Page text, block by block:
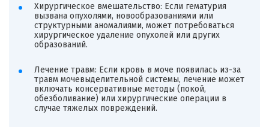
Хирургическое вмешательство: Если гематурия
вызвана опухолями, новообразованиями или
структурными аномалиями, может потребоваться
хирургическое удаление опухолей или других
образований.
Лечение травм: Если кровь в моче появилась из-за
травм мочевыделительной системы, лечение может
включать консервативные методы (покой,
обезболивание) или хирургические операции в
случае тяжелых повреждений.